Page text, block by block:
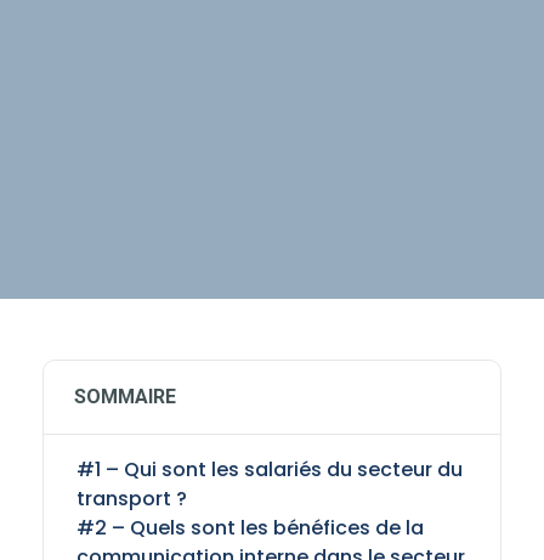
SOMMAIRE
#1 – Qui sont les salariés du secteur du
transport ?
#2 – Quels sont les bénéfices de la